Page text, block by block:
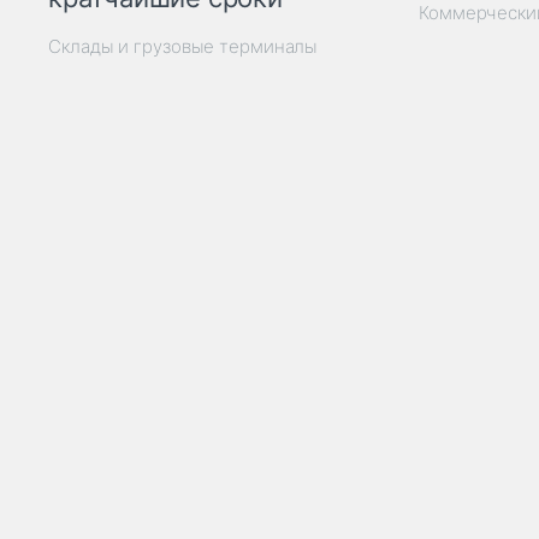
Склады и грузовые терминалы